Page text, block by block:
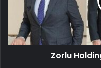
Zorlu